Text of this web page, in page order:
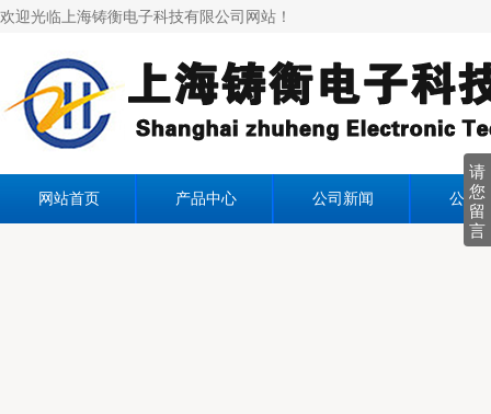
欢迎光临上海铸衡电子科技有限公司网站！
网站首页 产品中心 公司新闻 公司
请
您
留
言